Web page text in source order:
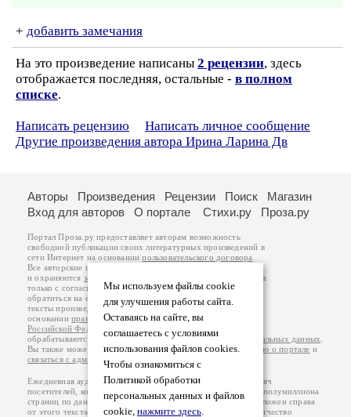
+ добавить замечания
На это произведение написаны 2 рецензии, здесь
отображается последняя, остальные - в полном
списке.
Написать рецензию
Написать личное сообщение
Другие произведения автора Ирина Ларина Дв
Мы используем файлы cookie
для улучшения работы сайта.
Оставаясь на сайте, вы
соглашаетесь с условиями
использования файлов cookies.
Чтобы ознакомиться с
Политикой обработки
персональных данных и файлов
cookie, нажмите здесь.
Авторы Произведения Рецензии Поиск
Магазин
Вход для авторов
О портале Стихи.ру Проза.ру
Портал Проза.ру предоставляет авторам возможность
свободной публикации своих литературных произведений в
сети Интернет на основаниипользовательского договора
Все авторские права на произведения принадлежат авторам
и охраняются законом
. Перепечатка произведений возможна
только с согласия его автора, к которому вы можете
обратиться на его авторской странице. Ответственность за
тексты произведений авторы несут самостоятельно на
основанииправил публикацииизаконодательства
Российской Федерации
обрабатываются на основанииПолитики обработки персональных данных
Вы также можете посмотреть более подробнуюинформацию о портале и
связаться с администрацией
Ежедневная аудитория портала Проза.ру – порядка 100 тысяч
посетителей, которые в общей сумме просматривают более полумиллиона
страниц по данным счетчика посещаемости, который расположен справа
от этого текста. В каждой графе указано по две цифры: количество